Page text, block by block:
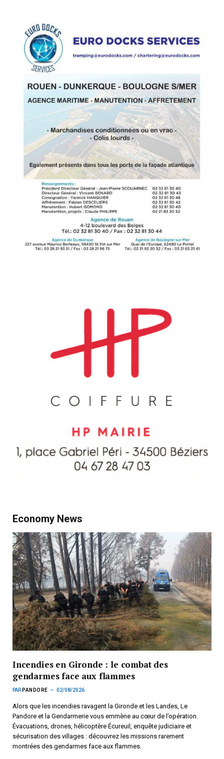
Economy News
Incendies en Gironde : le combat des
gendarmes face aux flammes
PAR PANDORE 02/08/2026
Alors que les incendies ravagent la Gironde et les Landes, Le
Pandore et la Gendarmerie vous emmène au cœur de l’opération.
Évacuations, drones, hélicoptère Écureuil, enquête judiciaire et
sécurisation des villages : découvrez les missions rarement
montrées des gendarmes face aux flammes.